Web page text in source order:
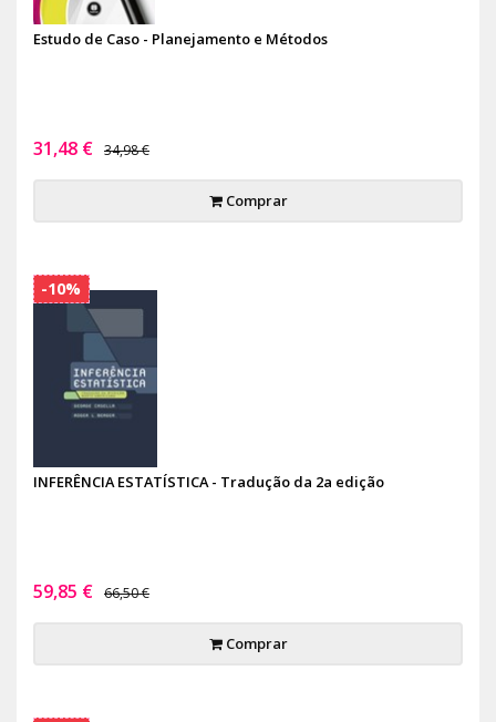
Estudo de Caso - Planejamento e Métodos
31,48 € 34,98 €
Comprar
INFERÊNCIA ESTATÍSTICA - Tradução da 2a edição
59,85 € 66,50 €
Comprar
-10%